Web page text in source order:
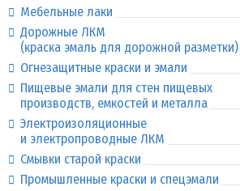
Мебельные лаки
Дорожные ЛКМ
(краска эмаль для дорожной разметки)
Огнезащитные краски и эмали
Пищевые эмали для стен пищевых
производств, емкостей и металла
Электроизоляционные
и электропроводные ЛКМ
Смывки старой краски
Промышленные краски и спецэмали